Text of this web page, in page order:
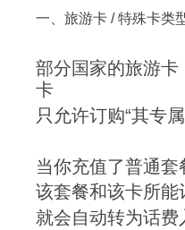
一、旅游卡 / 特殊卡类
部分国家的旅游卡
卡
只允许订购“其专
当你充值了普通套
该套餐和该卡所
就会自动转为话费